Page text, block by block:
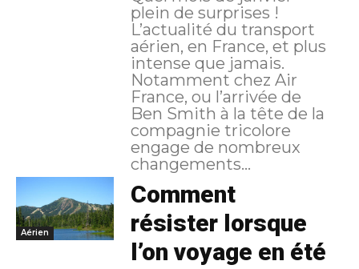
plein de surprises !
L’actualité du transport
aérien, en France, et plus
intense que jamais.
Notamment chez Air
France, ou l’arrivée de
Ben Smith à la tête de la
compagnie tricolore
engage de nombreux
changements...
Aérien
Comment
résister lorsque
l’on voyage en été